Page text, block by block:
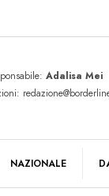
Adalisa Mei
NAZIONALE